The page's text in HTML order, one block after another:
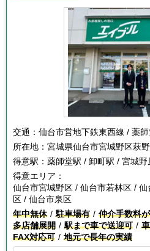
交通： 仙台市営地下鉄東西線 / 薬師
所在地： 宮城県仙台市宮城野区萩
得意駅： 薬師堂駅 / 卸町駅 / 宮城
得意エリア：
仙台市宮城野区 / 仙台市若林区 /
区 / 仙台市泉区
年中無休
駐車場有
仲介手数料
多店舗展開
駅まで車で送迎可
FAX対応可
地元で長年の実績